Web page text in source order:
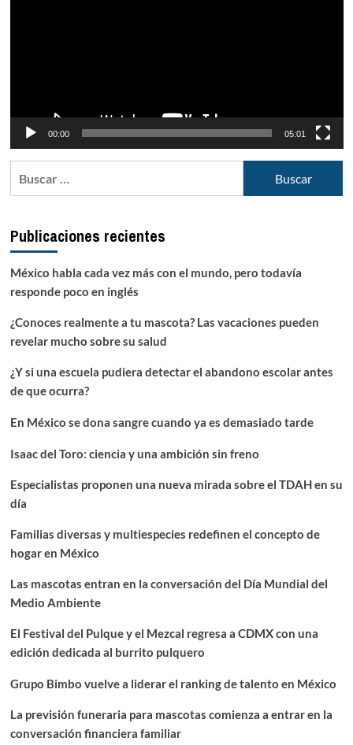
00:00 05:01
Publicaciones recientes
México habla cada vez más con el mundo, pero todavía
responde poco en inglés
¿Conoces realmente a tu mascota? Las vacaciones pueden
revelar mucho sobre su salud
¿Y si una escuela pudiera detectar el abandono escolar antes
de que ocurra?
En México se dona sangre cuando ya es demasiado tarde
Isaac del Toro: ciencia y una ambición sin freno
Especialistas proponen una nueva mirada sobre el TDAH en su
día
Familias diversas y multiespecies redefinen el concepto de
hogar en México
Las mascotas entran en la conversación del Día Mundial del
Medio Ambiente
El Festival del Pulque y el Mezcal regresa a CDMX con una
edición dedicada al burrito pulquero
Grupo Bimbo vuelve a liderar el ranking de talento en México
La previsión funeraria para mascotas comienza a entrar en la
conversación financiera familiar